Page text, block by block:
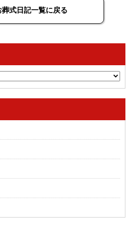
葬式日記一覧に戻る